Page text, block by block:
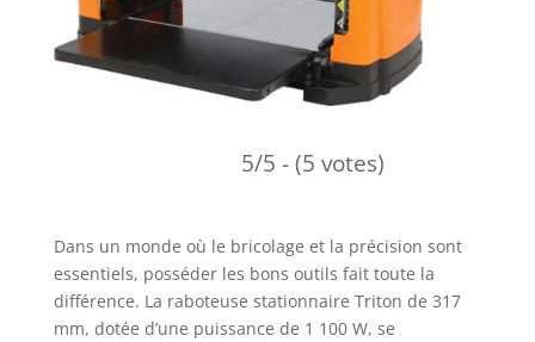
5/5 - (5 votes)
Dans un monde où le bricolage et la précision sont
essentiels, posséder les bons outils fait toute la
différence. La raboteuse stationnaire Triton de 317
mm, dotée d’une puissance de 1 100 W, se